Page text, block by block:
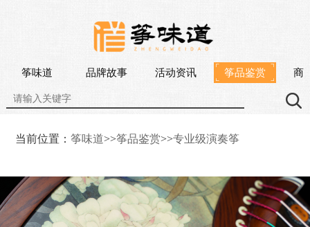
筝味道 品牌故事 活动资讯 筝品鉴赏 商
当前位置：筝味道>>筝品鉴赏>>专业级演奏筝